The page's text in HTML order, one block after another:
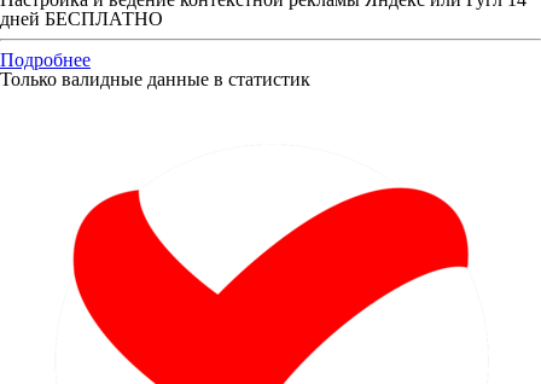
дней БЕСПЛАТНО
Подробнее
Только валидные данные в статистик